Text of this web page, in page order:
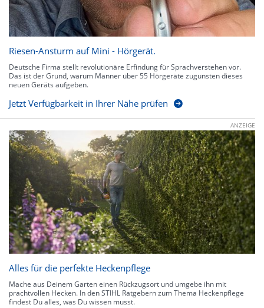
Riesen-Ansturm auf Mini - Hörgerät.
Deutsche Firma stellt revolutionäre Erfindung für Sprachverstehen vor.
Das ist der Grund, warum Männer über 55 Hörgeräte zugunsten dieses
neuen Geräts aufgeben.
Jetzt Verfügbarkeit in Ihrer Nähe prüfen
ANZEIGE
Alles für die perfekte Heckenpflege
Mache aus Deinem Garten einen Rückzugsort und umgebe ihn mit
prachtvollen Hecken. In den STIHL Ratgebern zum Thema Heckenpflege
findest Du alles, was Du wissen musst.